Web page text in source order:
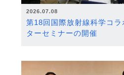
2026.07.08
第18回国際放射線科学コ
ターセミナーの開催